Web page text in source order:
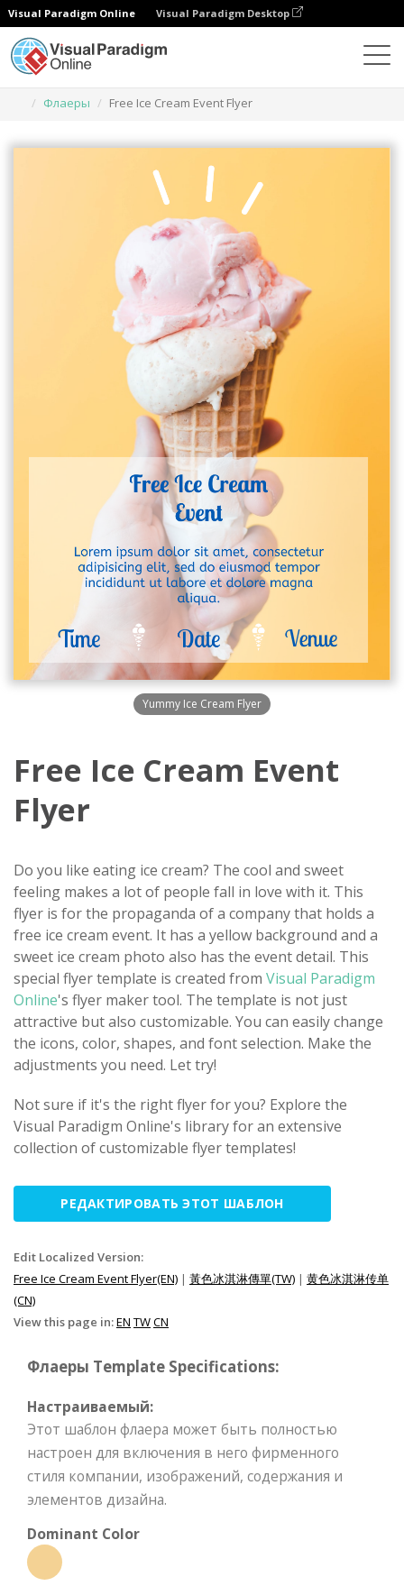
Visual Paradigm Online Visual Paradigm Desktop
Флаеры
Free Ice Cream Event Flyer
Yummy Ice Cream Flyer
Free Ice Cream Event
Flyer
Do you like eating ice cream? The cool and sweet
feeling makes a lot of people fall in love with it. This
flyer is for the propaganda of a company that holds a
free ice cream event. It has a yellow background and a
sweet ice cream photo also has the event detail. This
special flyer template is created from Visual Paradigm
Online's flyer maker tool. The template is not just
attractive but also customizable. You can easily change
the icons, color, shapes, and font selection. Make the
adjustments you need. Let try!
Not sure if it's the right flyer for you? Explore the
Visual Paradigm Online's library for an extensive
collection of customizable flyer templates!
РЕДАКТИРОВАТЬ ЭТОТ ШАБЛОН
Edit Localized Version:
Free Ice Cream Event Flyer(EN) | 黃色冰淇淋傳單(TW) | 黄色冰淇淋传单
(CN)
View this page in:EN TWCN
Флаеры Template Specifications:
Настраиваемый:
Этот шаблон флаера может быть полностью
настроен для включения в него фирменного
стиля компании, изображений, содержания и
элементов дизайна.
Dominant Color